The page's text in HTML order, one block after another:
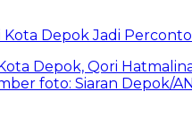
Kota Depok Jadi